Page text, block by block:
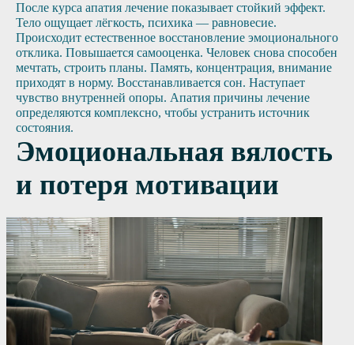
После курса апатия лечение показывает стойкий эффект.
Тело ощущает лёгкость, психика — равновесие.
Происходит естественное восстановление эмоционального
отклика. Повышается самооценка. Человек снова способен
мечтать, строить планы. Память, концентрация, внимание
приходят в норму. Восстанавливается сон. Наступает
чувство внутренней опоры. Апатия причины лечение
определяются комплексно, чтобы устранить источник
состояния.
Эмоциональная вялость
и потеря мотивации